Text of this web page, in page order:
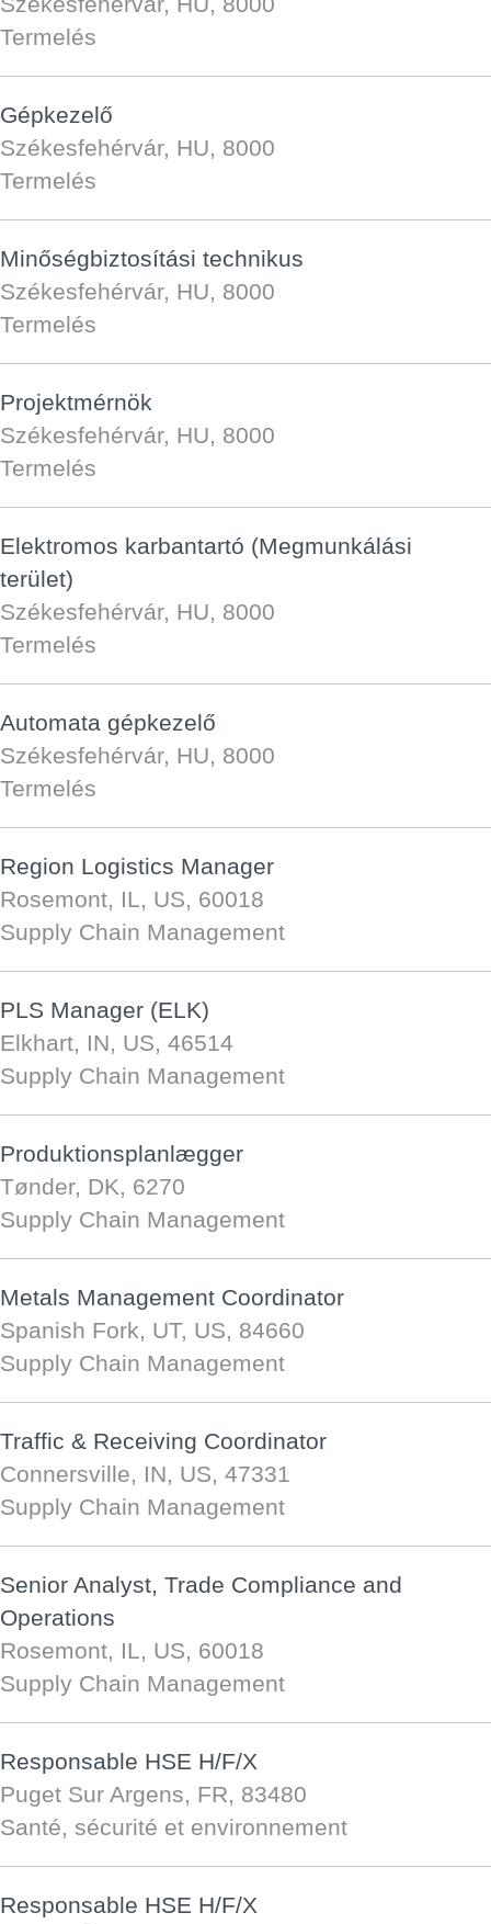
Termelés
Gépkezelő
Székesfehérvár, HU, 8000
Termelés
Minőségbiztosítási technikus
Székesfehérvár, HU, 8000
Termelés
Projektmérnök
Székesfehérvár, HU, 8000
Termelés
Elektromos karbantartó (Megmunkálási
terület)
Székesfehérvár, HU, 8000
Termelés
Automata gépkezelő
Székesfehérvár, HU, 8000
Termelés
Region Logistics Manager
Rosemont, IL, US, 60018
Supply Chain Management
PLS Manager (ELK)
Elkhart, IN, US, 46514
Supply Chain Management
Produktionsplanlægger
Tønder, DK, 6270
Supply Chain Management
Metals Management Coordinator
Spanish Fork, UT, US, 84660
Supply Chain Management
Traffic & Receiving Coordinator
Connersville, IN, US, 47331
Supply Chain Management
Senior Analyst, Trade Compliance and
Operations
Rosemont, IL, US, 60018
Supply Chain Management
Responsable HSE H/F/X
Puget Sur Argens, FR, 83480
Santé, sécurité et environnement
Responsable HSE H/F/X